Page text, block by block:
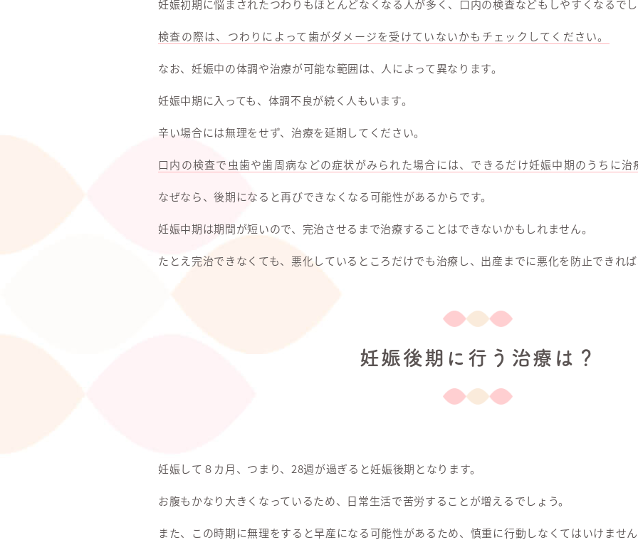
妊娠初期に悩まされたつわりもほとんどなくなる人が多く、口内の検査などもしやすくなるで
検査の際は、つわりによって歯がダメージを受けていないかもチェックしてください。
なお、妊娠中の体調や治療が可能な範囲は、人によって異なります。
妊娠中期に入っても、体調不良が続く人もいます。
辛い場合には無理をせず、治療を延期してください。
口内の検査で虫歯や歯周病などの症状がみられた場合には、できるだけ妊娠中期のうちに治
なぜなら、後期になると再びできなくなる可能性があるからです。
妊娠中期は期間が短いので、完治させるまで治療することはできないかもしれません。
たとえ完治できなくても、悪化しているところだけでも治療し、出産までに悪化を防止できれ
妊娠後期に行う治療は？
妊娠して８カ月、つまり、28週が過ぎると妊娠後期となります。
お腹もかなり大きくなっているため、日常生活で苦労することが増えるでしょう。
また、この時期に無理をすると早産になる可能性があるため、慎重に行動しなくてはいけませ